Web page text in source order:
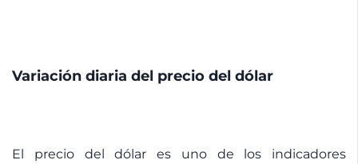
Variación diaria del precio del dólar
El precio del dólar es uno de los indicadores